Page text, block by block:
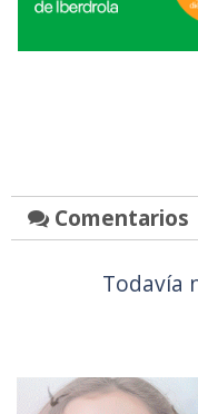
Comentarios
Todavía